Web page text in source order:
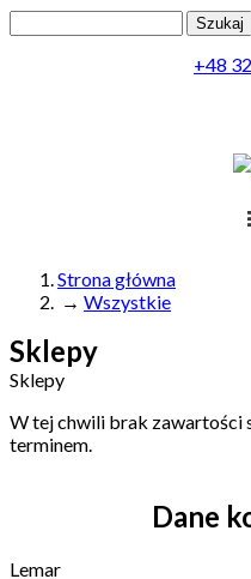
Formularz
+48
Jesteś tutaj
Strona główna
→ Wszystkie
Sklepy
Sklepy
W tej chwili brak zawartości
terminem.
Dane
Lemar